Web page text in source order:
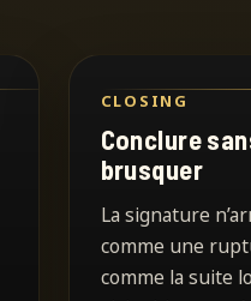
CLOSING
Conclure
brusquer
La signature
comme une
comme la suite